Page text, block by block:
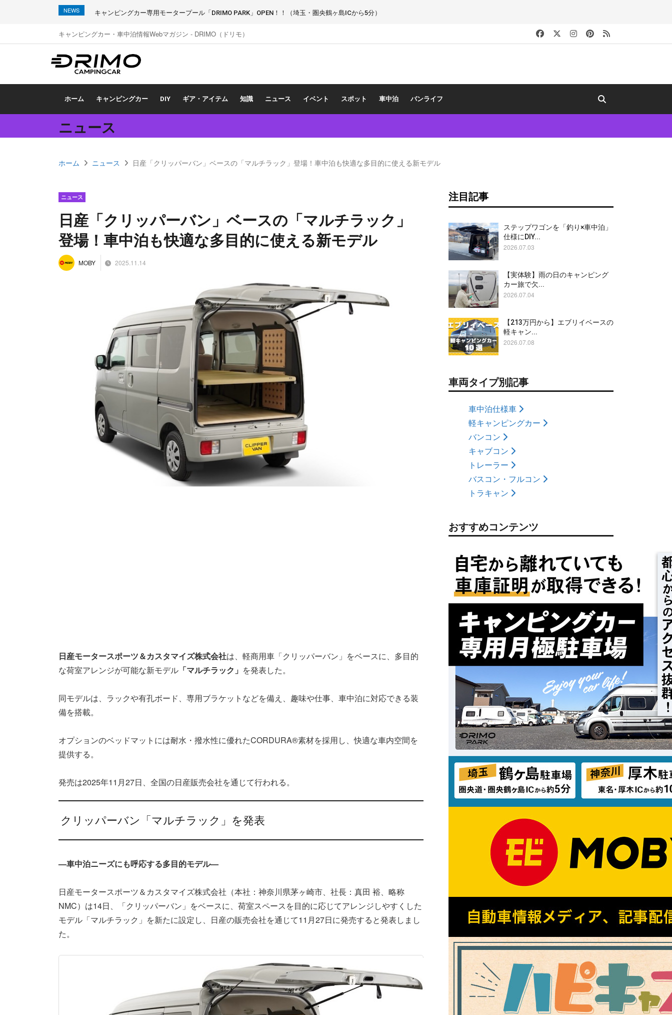
NEWS キャンピングカー専用モータープール「DRIMO PARK」OPEN！！（埼玉・圏央鶴ヶ島ICから5分）
キャンピングカー・車中泊情報Webマガジン - DRIMO（ドリモ）
ホーム キャンピングカー DIY ギア・アイテム 知識 ニュース イベント スポット 車中泊 バンライフ
ニュース
ホーム ニュース 日産「クリッパーバン」ベースの「マルチラック」登場！車中泊も快適な多目的に使える新モデル
ニュース
日産「クリッパーバン」ベースの「マルチラック」
登場！車中泊も快適な多目的に使える新モデル
MOBY 2025.11.14
日産モータースポーツ＆カスタマイズ株式会社は、軽商用車「クリッパーバン」をベースに、多目的
な荷室アレンジが可能な新モデル 「マルチラック」 を発表した。
同モデルは、ラックや有孔ボード、専用ブラケットなどを備え、趣味や仕事、車中泊に対応できる装
備を搭載。
オプションのベッドマットには耐水・撥水性に優れたCORDURA®素材を採用し、快適な車内空間を
提供する。
発売は2025年11月27日、全国の日産販売会社を通じて行われる。
クリッパーバン「マルチラック」を発表
—車中泊ニーズにも呼応する多目的モデル—
日産モータースポーツ＆カスタマイズ株式会社（本社：神奈川県茅ヶ崎市、社長：真田 裕、略称
NMC）は14日、「クリッパーバン」をベースに、荷室スペースを目的に応じてアレンジしやすくした
モデル「マルチラック」を新たに設定し、日産の販売会社を通じて11月27日に発売すると発表しまし
た。
注目記事
ステップワゴンを「釣り×車中泊」
仕様にDIY...
2026.07.03
【実体験】雨の日のキャンピング
カー旅で欠...
2026.07.04
【213万円から】エブリイベースの
軽キャン...
2026.07.08
車両タイプ別記事
車中泊仕様車
軽キャンピングカー
バンコン
キャブコン
トレーラー
バスコン・フルコン
トラキャン
おすすめコンテンツ